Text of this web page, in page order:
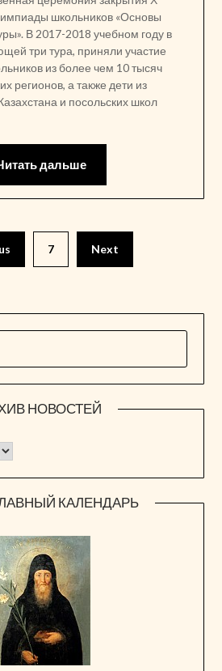
школьников «Основы
В 2017-2018 учебном году в
три тура, приняли участие
из более чем 10 тысяч
регионов, а также дети из
и посольских школ
дальше
7 Next
НОВОСТЕЙ
КАЛЕНДАРЬ